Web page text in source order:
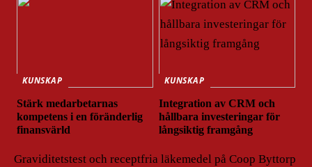
KUNSKAP
Stärk medarbetarnas
kompetens i en föränderlig
finansvärld
KUNSKAP
Integration av CRM och
hållbara investeringar för
långsiktig framgång
Graviditetstest och receptfria läkemedel på Coop Byttorp